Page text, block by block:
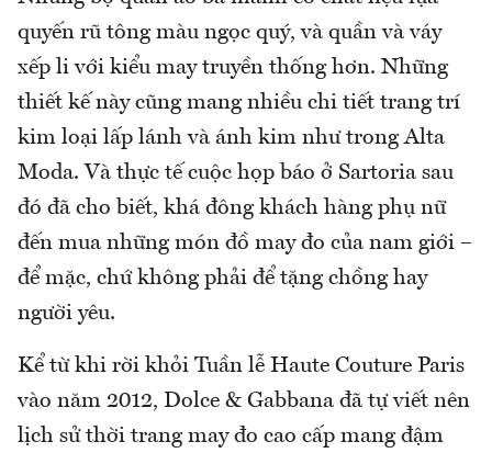
quyến rũ tông màu ngọc quý, và quần và váy
xếp li với kiểu may truyền thống hơn. Những
thiết kế này cũng mang nhiều chi tiết trang trí
kim loại lấp lánh và ánh kim như trong Alta
Moda. Và thực tế cuộc họp báo ở Sartoria sau
đó đã cho biết, khá đông khách hàng phụ nữ
đến mua những món đồ may đo của nam giới –
để mặc, chứ không phải để tặng chồng hay
người yêu.
Kể từ khi rời khỏi Tuần lễ Haute Couture Paris
vào năm 2012, Dolce & Gabbana đã tự viết nên
lịch sử thời trang may đo cao cấp mang đậm